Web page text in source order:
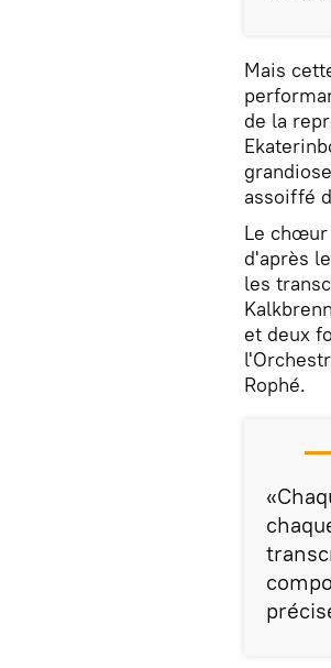
Mais
de la
assoiffé
Le chœur
d'après
les
et deux
Rophé.